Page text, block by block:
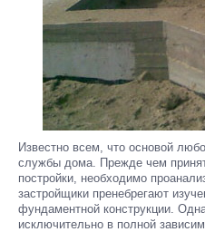
Известно всем, что основой
службы дома. Прежде чем
постройки, необходимо
застройщики пренебрегают
фундаментной конструкции.
исключительно в полной